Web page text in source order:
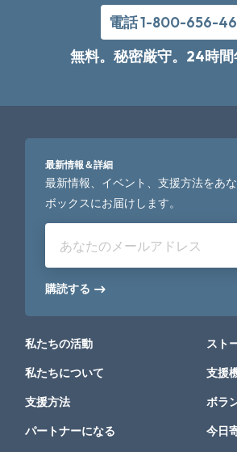
電話 1-800-656-
無料。秘密厳守。24時
最新情報＆詳細
最新情報、イベント、支援方法をあ
ボックスにお届けします。
あなたのメールアドレス
購読する
私たちの活動
私たちについて
支援方法
パートナーになる
スト
支援
ボラ
今日